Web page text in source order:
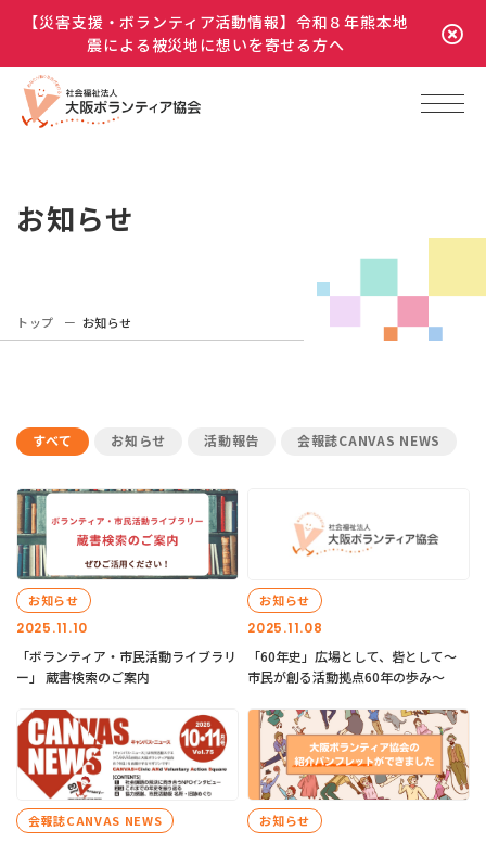
【災害支援・ボランティア活動情報】令和８年熊本地
震による被災地に想いを寄せる方へ
お知らせ
トップ お知らせ
すべて お知らせ 活動報告 会報誌CANVAS NEWS
2025.11.10
お知らせ
「ボランティア・市民活動ライブラリ
ー」 蔵書検索のご案内
2025.11.08
お知らせ
「60年史」広場として、砦として～
市民が創る活動拠点60年の歩み～
会報誌CANVAS NEWS お知らせ